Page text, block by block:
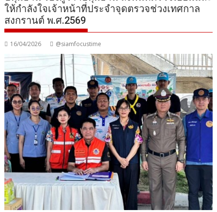
ให้กำลังใจเจ้าหน้าที่ประจำจุดตรวจช่วงเทศกาล
สงกรานต์ พ.ศ.2569
16/04/2026 @siamfocustime